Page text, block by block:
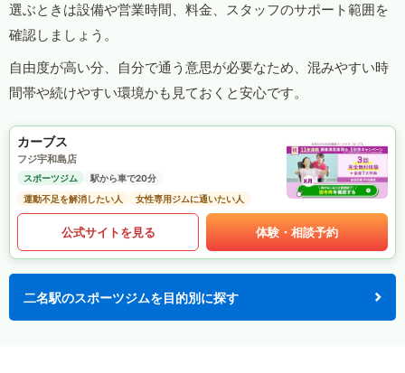
選ぶときは設備や営業時間、料金、スタッフのサポート範囲を
確認しましょう。
自由度が高い分、自分で通う意思が必要なため、混みやすい時
間帯や続けやすい環境かも見ておくと安心です。
カーブス
フジ宇和島店
スポーツジム
駅から車で20分
運動不足を解消したい人
女性専用ジムに通いたい人
公式サイトを見る 体験・相談予約
二名駅のスポーツジムを目的別に探す